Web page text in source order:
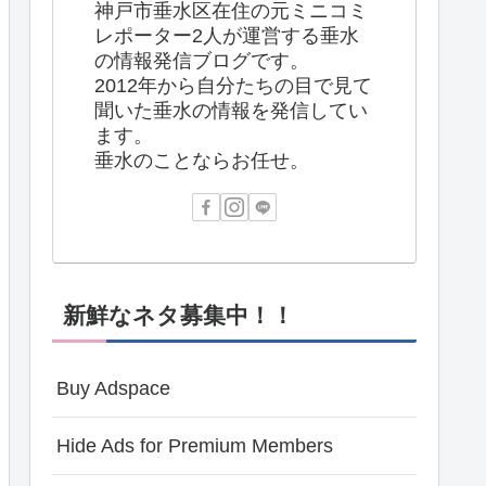
神戸市垂水区在住の元ミニコミ
レポーター2人が運営する垂水
の情報発信ブログです。
2012年から自分たちの目で見て
聞いた垂水の情報を発信してい
ます。
垂水のことならお任せ。
新鮮なネタ募集中！！
Buy Adspace
Hide Ads for Premium Members